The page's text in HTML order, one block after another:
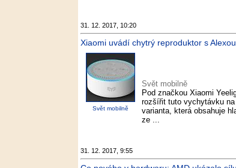
31. 12. 2017, 10:20
Xiaomi uvádí chytrý reproduktor s
Svět mobilně
Svět mobilně
Pod značkou Xiaomi
rozšířit tuto vychytávku
varianta, která obsahuje
ze ...
31. 12. 2017, 9:55